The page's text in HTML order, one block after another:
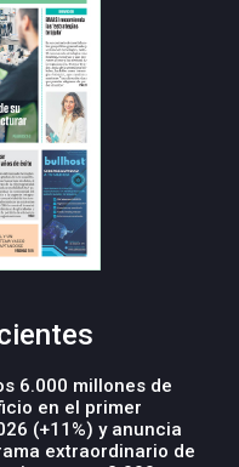
6.000 millones de
en el primer
(+11%) y anuncia
extraordinario de